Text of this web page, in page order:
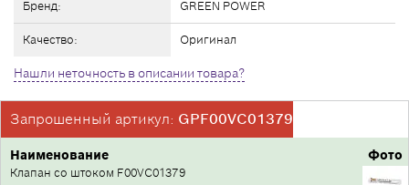
Бренд: GREEN POWER
Качество: Оригинал
Нашли неточность в описании товара?
Запрошенный артикул: GPF00VC01379
Фото
Наименование
Клапан со штоком F00VC01379